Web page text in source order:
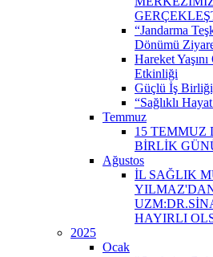
“Jandarma
Dönümü
Hareket
Etkinliği
Güçlü İş
“Sağlıklı
Temmuz
15 TEMMUZ
BİRLİK
Ağustos
İL SAĞLIK
HAYIRLI
2025
Ocak